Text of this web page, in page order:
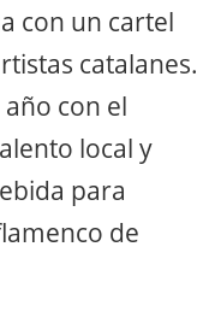
con un cartel
catalanes.
con el
local y
para
de